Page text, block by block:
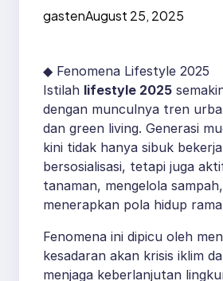
Anak Muda
gastenAugust 25, 2025
◆ Fenomena Lifestyle 2025
Istilah lifestyle 2025
dengan munculnya tren
dan green living. Generasi
kini tidak hanya sibuk
bersosialisasi, tetapi juga
tanaman, mengelola
menerapkan pola hidup
Fenomena ini dipicu oleh
kesadaran akan krisis iklim
menjaga keberlanjutan